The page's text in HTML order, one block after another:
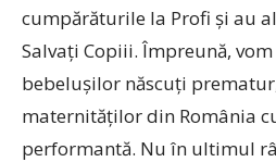
cumpărăturile la Profi și au
Salvați Copiii. Împreună,
bebeluşilor născuţi
maternităţilor din România
performantă. Nu în ultimul